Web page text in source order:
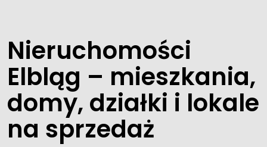
Nieruchomości
Elbląg – mieszkania,
domy, działki i lokale
na sprzedaż